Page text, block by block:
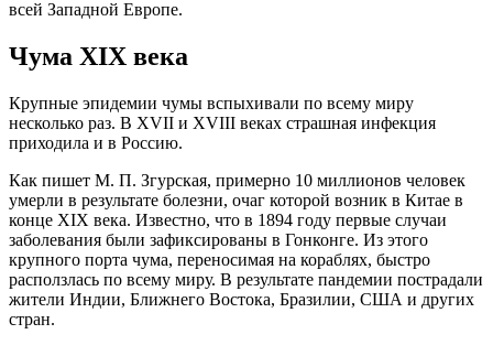
всей Западной Европе.
Чума XIX века
Крупные эпидемии чумы вспыхивали по всему миру
несколько раз. В XVII и XVIII веках страшная инфекция
приходила и в Россию.
Как пишет М. П. Згурская, примерно 10 миллионов человек
умерли в результате болезни, очаг которой возник в Китае в
конце XIX века. Известно, что в 1894 году первые случаи
заболевания были зафиксированы в Гонконге. Из этого
крупного порта чума, переносимая на кораблях, быстро
расползлась по всему миру. В результате пандемии пострадали
жители Индии, Ближнего Востока, Бразилии, США и других
стран.